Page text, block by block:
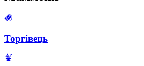
Торгівець